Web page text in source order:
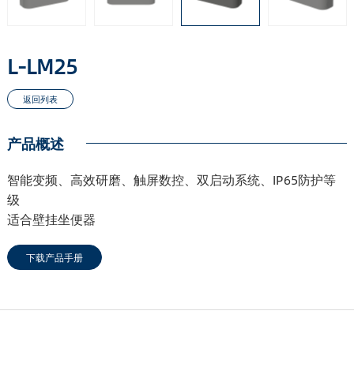
L-LM25
产品概述
智能变频、高效研磨、触屏数控、双启动系统、IP65防护等
级
适合壁挂坐便器
下载产品手册